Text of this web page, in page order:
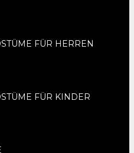
FÜR HERREN
FÜR KINDER